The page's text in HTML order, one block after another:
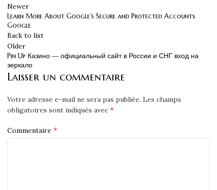
Newer
Learn More About Google’s Secure and Protected Accounts
Google
Back to list
Older
Pin Up Казино — официальный сайт в России и СНГ вход на
зеркало
Laisser un commentaire
Votre adresse e-mail ne sera pas publiée. Les champs
obligatoires sont indiqués avec *
Commentaire *